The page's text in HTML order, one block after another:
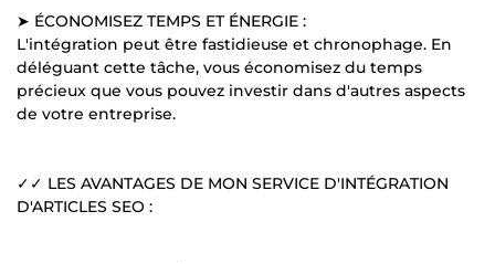
➤ ÉCONOMISEZ TEMPS ET ÉNERGIE :
L'intégration peut être fastidieuse et chronophage. En
déléguant cette tâche, vous économisez du temps
précieux que vous pouvez investir dans d'autres aspects
de votre entreprise.
✓✓ LES AVANTAGES DE MON SERVICE D'INTÉGRATION
D'ARTICLES SEO :